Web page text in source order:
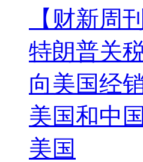
【财新周
特朗普关
向美国经
美国和中
美国